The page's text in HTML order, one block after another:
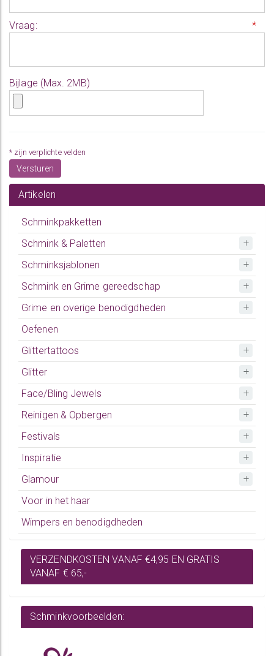
Vraag: *
Bijlage (Max. 2MB)
* zijn verplichte velden
Artikelen
Schminkpakketten
Schmink & Paletten
Schminksjablonen
Schmink en Grime gereedschap
Grime en overige benodigdheden
Oefenen
Glittertattoos
Glitter
Face/Bling Jewels
Reinigen & Opbergen
Festivals
Inspiratie
Glamour
Voor in het haar
Wimpers en benodigdheden
VERZENDKOSTEN VANAF €4,95 EN GRATIS
VANAF € 65,-
Schminkvoorbeelden: